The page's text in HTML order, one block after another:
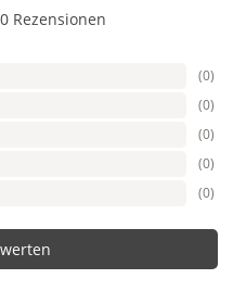
0 Rezensionen
(0)
(0)
(0)
(0)
(0)